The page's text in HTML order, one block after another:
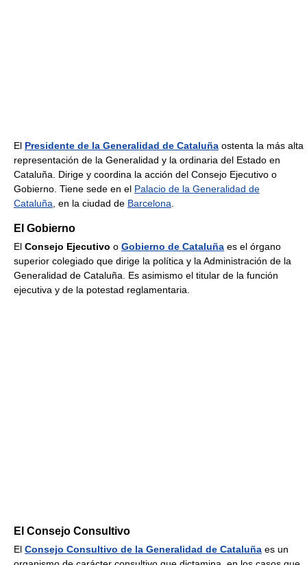
El Presidente de la Generalidad de Cataluña ostenta la más alta
representación de la Generalidad y la ordinaria del Estado en
Cataluña. Dirige y coordina la acción del Consejo Ejecutivo o
Gobierno. Tiene sede en el Palacio de la Generalidad de
Cataluña , en la ciudad de Barcelona
El Gobierno
El Consejo Ejecutivo o Gobierno de Cataluña es el órgano
superior colegiado que dirige la política y la Administración de la
Generalidad de Cataluña. Es asimismo el titular de la función
ejecutiva y de la potestad reglamentaria.
El Consejo Consultivo
El Consejo Consultivo de la Generalidad de Cataluña es un